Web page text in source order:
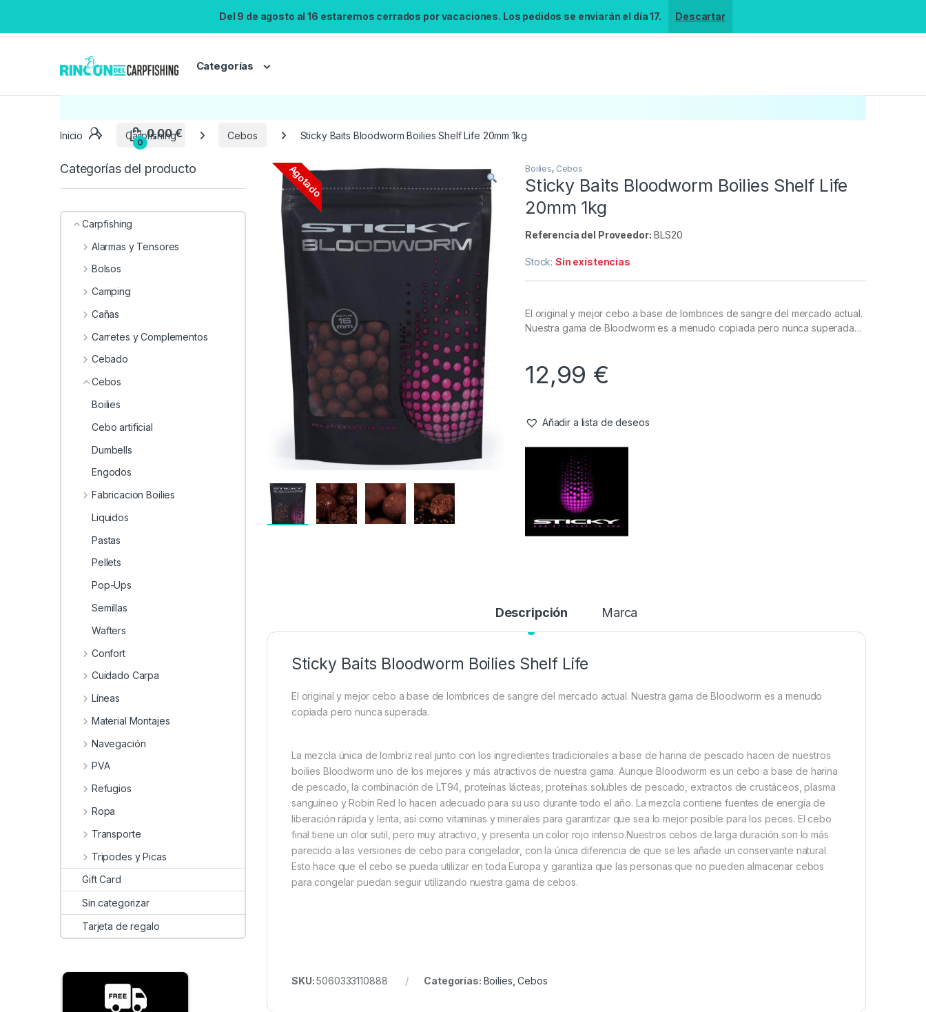
Del 9 de agosto al 16 estaremos cerrados por vacaciones. Los pedidos se enviarán el día 17. Descartar
Categorías
Búsqueda no disponible
No se pudo cargar el widget de búsqueda.
Inténtalo de nuevo.
Reintentar
Inicio Carpfishing Cebos Sticky Baits Bloodworm Boilies Shelf Life 20mm 1kg
Agotado Boilies, Cebos
Sticky Baits Bloodworm Boilies Shelf Life
20mm 1kg
Referencia del Proveedor: BLS20
Stock:Sin existencias
El original y mejor cebo a base de lombrices de sangre del mercado actual.
Nuestra gama de Bloodworm es a menudo copiada pero nunca superada…
12,99 €
Añadir a lista de deseos
Descripción Marca
Sticky Baits Bloodworm Boilies Shelf Life
El original y mejor cebo a base de lombrices de sangre del mercado actual. Nuestra gama de Bloodworm es a menudo
copiada pero nunca superada.
La mezcla única de lombriz real junto con los ingredientes tradicionales a base de harina de pescado hacen de nuestros
boilies Bloodworm uno de los mejores y más atractivos de nuestra gama. Aunque Bloodworm es un cebo a base de harina
de pescado, la combinación de LT94, proteínas lácteas, proteínas solubles de pescado, extractos de crustáceos, plasma
sanguíneo y Robin Red lo hacen adecuado para su uso durante todo el año. La mezcla contiene fuentes de energía de
liberación rápida y lenta, así como vitaminas y minerales para garantizar que sea lo mejor posible para los peces. El cebo
final tiene un olor sutil, pero muy atractivo, y presenta un color rojo intenso.Nuestros cebos de larga duración son lo más
parecido a las versiones de cebo para congelador, con la única diferencia de que se les añade un conservante natural.
Esto hace que el cebo se pueda utilizar en toda Europa y garantiza que las personas que no pueden almacenar cebos
para congelar puedan seguir utilizando nuestra gama de cebos.
SKU:5060333110888 Categorías: Boilies ,Cebos
Categorías del producto
Carpfishing
Alarmas y Tensores
Bolsos
Camping
Cañas
Carretes y Complementos
Cebado
Cebos
Boilies
Cebo artificial
Dumbells
Engodos
Fabricacion Boilies
Liquidos
Pastas
Pellets
Pop-Ups
Semillas
Wafters
Confort
Cuidado Carpa
Líneas
Material Montajes
Navegación
PVA
Refugios
Ropa
Transporte
Tripodes y Picas
Gift Card
Sin categorizar
Tarjeta de regalo